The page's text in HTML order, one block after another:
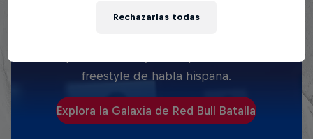
freestyle de habla hispana.
Explora la Galaxia de Red Bull Batalla
Rechazarlas todas